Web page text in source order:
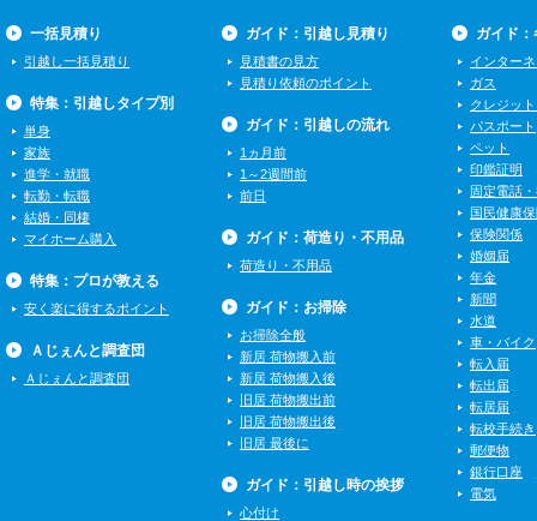
一括見積り
引越し一括見積り
特集：引越しタイプ別
単身
家族
進学・就職
転勤・転職
結婚・同棲
マイホーム購入
特集：プロが教える
安く楽に得するポイント
Ａじぇんと調査団
Ａじぇんと調査団
ガイド：引越し見積り
見積書の見方
見積り依頼のポイント
ガイド：引越しの流れ
1ヵ月前
1～2週間前
前日
ガイド：荷造り・不用品
荷造り・不用品
ガイド：お掃除
お掃除全般
新居 荷物搬入前
新居 荷物搬入後
旧居 荷物搬出前
旧居 荷物搬出後
旧居 最後に
ガイド：引越し時の挨拶
心付け
ガイド
インター
ガス
クレジッ
パスポート
ペット
印鑑証明
固定電話
国民健康
保険関係
婚姻届
年金
新聞
水道
車・バイク
転入届
転出届
転居届
転校手続き
郵便物
銀行口座
電気